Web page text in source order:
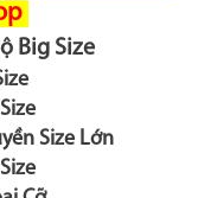
Big Size
Size Lớn